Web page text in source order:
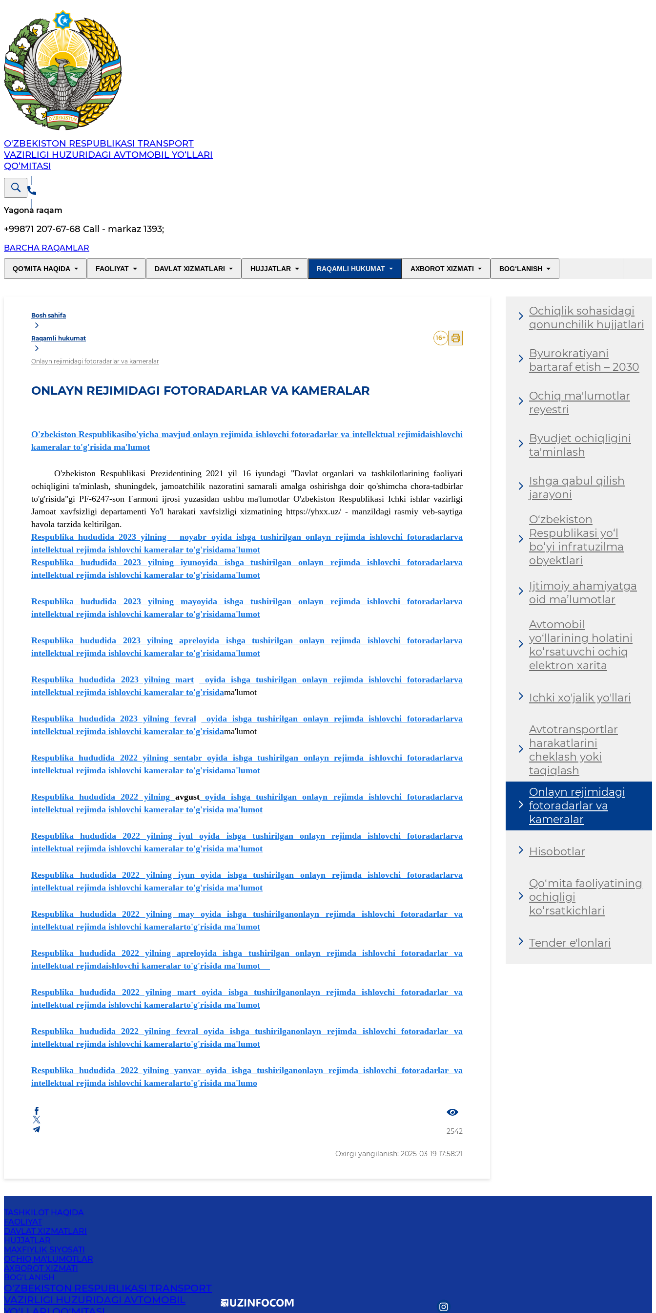
O'ZBEKISTON RESPUBLIKASI TRANSPORT
VAZIRLIGI HUZURIDAGI AVTOMOBIL YO‘LLARI
QO‘MITASI
Yagona raqam
+99871 207-67-68 Call - markaz 1393;
BARCHA RAQAMLAR
QO'MITA HAQIDA FAOLIYAT DAVLAT XIZMATLARI HUJJATLAR RAQAMLI HUKUMAT AXBOROT XIZMATI BOG‘LANISH
Bosh sahifa
Raqamli hukumat
Onlayn rejimidagi fotoradarlar va kameralar
16+
ONLAYN REJIMIDAGI FOTORADARLAR VA KAMERALAR
O'zbekiston Respublikasibo'yicha mavjud onlayn rejimida ishlovchi fotoradarlar va intellektual rejimidaishlovchi
kameralar to'g'risida ma'lumot
O'zbekiston Respublikasi Prezidentining 2021 yil 16 iyundagi "Davlat organlari va tashkilotlarining faoliyati
ochiqligini ta'minlash, shuningdek, jamoatchilik nazoratini samarali amalga oshirishga doir qo'shimcha chora-tadbirlar
to'g'risida"gi PF-6247-son Farmoni ijrosi yuzasidan ushbu ma'lumotlar O'zbekiston Respublikasi Ichki ishlar vazirligi
Jamoat xavfsizligi departamenti Yo'l harakati xavfsizligi xizmatining https://yhxx.uz/ - manzildagi rasmiy veb-saytiga
havola tarzida keltirilgan.
Respublika hududida 2023 yilning noyabr oyida ishga tushirilgan onlayn rejimda ishlovchi fotoradarlarva
intellektual rejimda ishlovchi kameralar to'g'risidama'lumot
Respublika hududida 2023 yilning iyunoyida ishga tushirilgan onlayn rejimda ishlovchi fotoradarlarva
intellektual rejimda ishlovchi kameralar to'g'risidama'lumot
Respublika hududida 2023 yilning mayoyida ishga tushirilgan onlayn rejimda ishlovchi fotoradarlarva
intellektual rejimda ishlovchi kameralar to'g'risidama'lumot
Respublika hududida 2023 yilningapreloyida ishga tushirilgan onlayn rejimda ishlovchi fotoradarlarva
intellektual rejimda ishlovchi kameralar to'g'risidama'lumot
Respublika hududida 2023 yilning mart
oyida ishga tushirilgan onlayn rejimda ishlovchi fotoradarlarva
intellektual rejimda ishlovchi kameralar to'g'risidama'lumot
Respublika hududida 2023 yilning fevral
oyida ishga tushirilgan onlayn rejimda ishlovchi fotoradarlarva
intellektual rejimda ishlovchi kameralar to'g'risidama'lumot
Respublika hududida 2022 yilning sentabroyida ishga tushirilgan onlayn rejimda ishlovchi fotoradarlarva
intellektual rejimda ishlovchi kameralar to'g'risidama'lumot
Respublika hududida 2022 yilning avgustoyida ishga tushirilgan onlayn rejimda ishlovchi fotoradarlarva
intellektual rejimda ishlovchi kameralar to'g'risida ma'lumot
Respublika hududida 2022 yilningiyul oyida ishga tushirilgan onlayn rejimda ishlovchi fotoradarlarva
intellektual rejimda ishlovchi kameralar to'g'risida ma'lumot
Respublika hududida 2022 yilning iyunoyida ishga tushirilgan onlayn rejimda ishlovchi fotoradarlarva
intellektual rejimda ishlovchi kameralar to'g'risida ma'lumot
Respublika hududida 2022 yilning mayoyida ishga tushirilganonlayn rejimda ishlovchi fotoradarlar va
intellektual rejimda ishlovchi kameralarto'g'risida ma'lumot
Respublika hududida 2022 yilningapreloyida ishga tushirilgan onlayn rejimda ishlovchi fotoradarlar va
intellektual rejimdaishlovchi kameralar to'g'risida ma'lumot
Respublika hududida 2022 yilningmart oyida ishga tushirilganonlayn rejimda ishlovchi fotoradarlar va
intellektual rejimda ishlovchi kameralarto'g'risida ma'lumot
Respublika hududida 2022 yilning fevraloyida ishga tushirilganonlayn rejimda ishlovchi fotoradarlar va
intellektual rejimda ishlovchi kameralarto'g'risida ma'lumot
Respublika hududida 2022 yilningyanvaroyida ishga tushirilganonlayn rejimda ishlovchi fotoradarlar va
intellektual rejimda ishlovchi kameralarto'g'risida ma'lumo
2542
Oxirgi yangilanish: 2025-03-19 17:58:21
Ochiqlik sohasidagi
qonunchilik hujjatlari
Byurokratiyani
bartaraf etish – 2030
Ochiq maʼlumotlar
reyestri
Byudjet ochiqligini
taʼminlash
Ishga qabul qilish
jarayoni
O‘zbekiston
Respublikasi yo‘l
bo‘yi infratuzilma
obyektlari
Ijtimoiy ahamiyatga
oid ma’lumotlar
Avtomobil
yo‘llarining holatini
ko‘rsatuvchi ochiq
elektron xarita
Ichki xo'jalik yo'llari
Avtotransportlar
harakatlarini
cheklash yoki
taqiqlash
Onlayn rejimidagi
fotoradarlar va
kameralar
Hisobotlar
Qo‘mita faoliyatining
ochiqligi
ko‘rsatkichlari
Tender e'lonlari
TASHKILOT HAQIDA
FAOLIYAT
DAVLAT XIZMATLARI
HUJJATLAR
MAXFIYLIK SIYOSATI
OCHIQ MA'LUMOTLAR
AXBOROT XIZMATI
BOG‘LANISH
O'ZBEKISTON RESPUBLIKASI TRANSPORT
VAZIRLIGI HUZURIDAGI AVTOMOBIL